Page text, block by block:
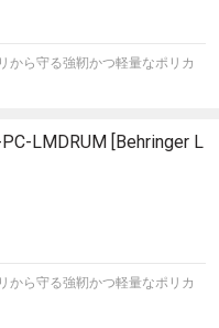
から守る強靭かつ軽量なポリカ
LMDRUM [Behringer L
から守る強靭かつ軽量なポリカ